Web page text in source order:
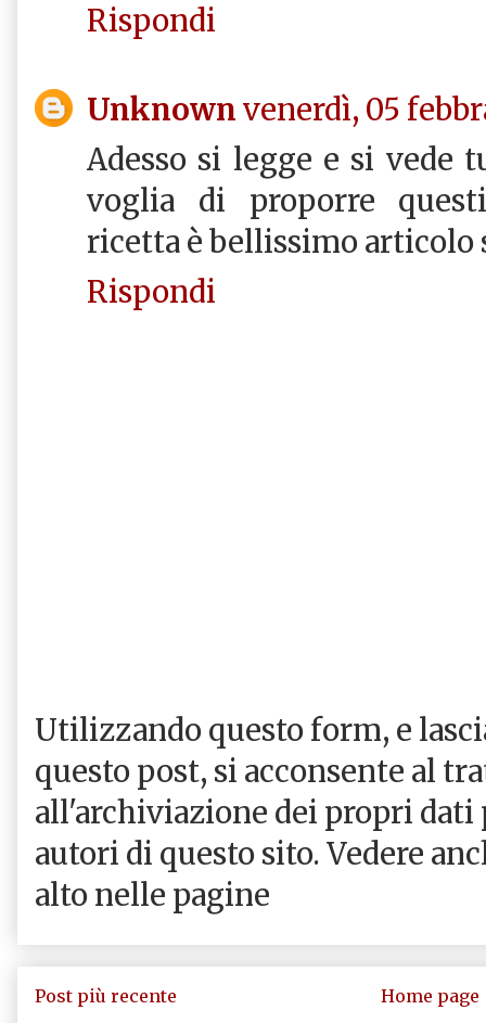
Rispondi
Unknown venerdì, 05
Adesso si legge e si vede
voglia di proporre
ricetta è bellissimo articolo
Rispondi
Utilizzando questo form, e
questo post, si acconsente al
all'archiviazione dei propri dati
autori di questo sito. Vedere
alto nelle pagine
Post più recente
Home page